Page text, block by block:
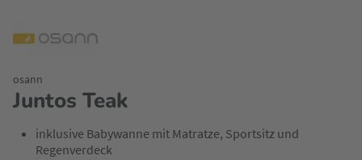
Juntos Teak
osann
inklusive Babywanne mit Matratze, Sportsitz und
Regenverdeck